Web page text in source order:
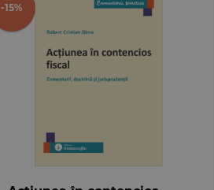
-15%